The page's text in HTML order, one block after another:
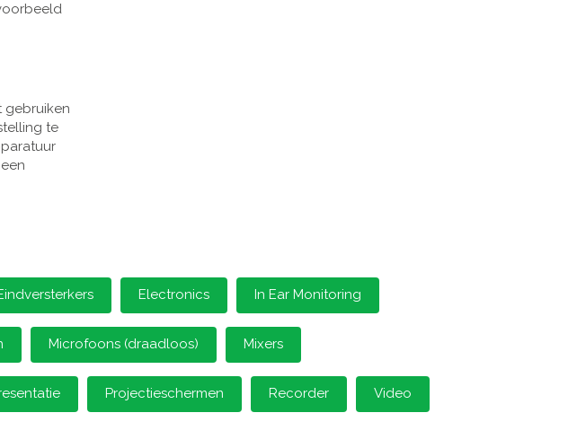
gebruiken
te
Electronics In Ear Monitoring
Microfoons (draadloos) Mixers
Projectieschermen Recorder Video